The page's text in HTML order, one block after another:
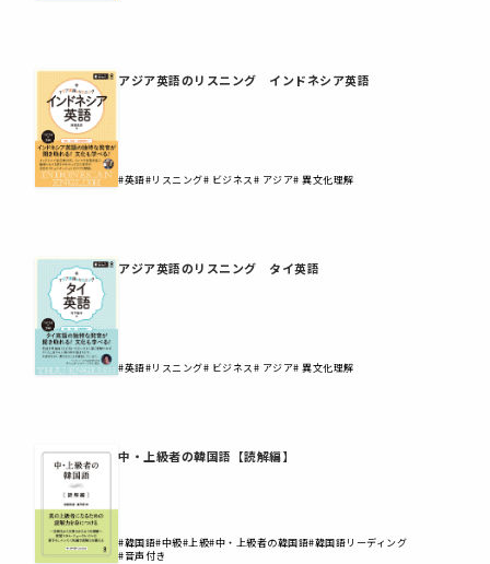
アジア英語のリスニング インドネシア英語
#英語#リスニング# ビジネス# アジア# 異文化理解
アジア英語のリスニング タイ英語
#英語#リスニング# ビジネス# アジア# 異文化理解
中・上級者の韓国語【読解編】
#韓国語#中級#上級#中・上級者の韓国語#韓国語リーディング
#音声付き